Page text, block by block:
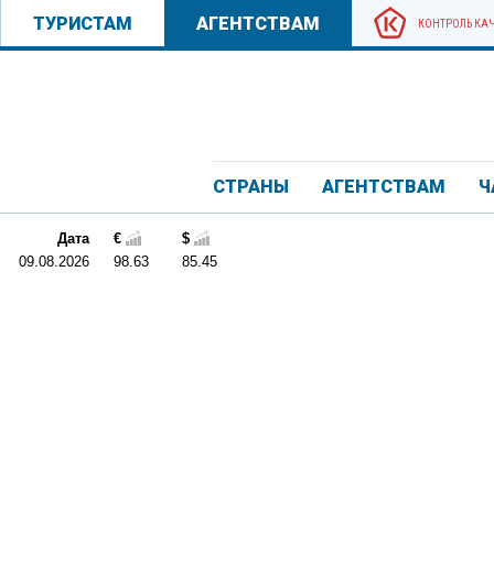
ТУРИСТАМ АГЕНТСТВАМ КОНТРОЛЬ
СТРАНЫ АГЕНТСТВАМ
Дата €
$
09.08.2026
98.63 85.45